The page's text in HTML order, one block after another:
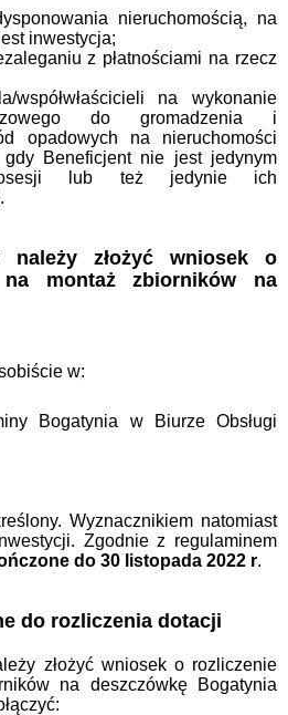
nieruchomością, na
inwestycja;
z płatnościami na rzecz
współwłaścicieli na wykonanie
do gromadzenia i
opadowych na nieruchomości
gdy Beneficjent nie jest jedynym
lub też jedynie ich
złożyć wniosek o
montaż zbiorników na
w:
Bogatynia w Biurze Obsługi
Wyznacznikiem natomiast
Zgodnie z regulaminem
do 30 listopada 2022 r.
do rozliczenia dotacji
złożyć wniosek o rozliczenie
na deszczówkę Bogatynia